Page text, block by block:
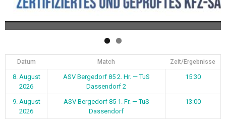
Datum Match Zeit/Ergebnisse
8. August
2026
ASV Bergedorf 85 2. Hr. — TuS
Dassendorf 2
15:30
9. August
2026
ASV Bergedorf 85 1. Fr. — TuS
Dassendorf
13:00